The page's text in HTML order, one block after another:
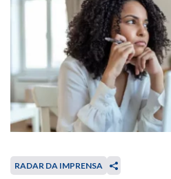
RADAR DA IMPRENSA